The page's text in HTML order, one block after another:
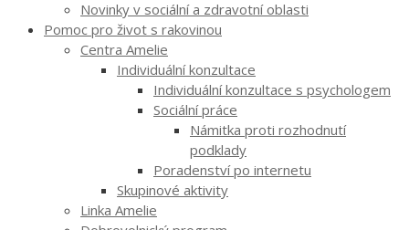
Novinky v sociální a zdravotní oblasti
Pomoc pro život s rakovinou
Centra Amelie
Individuální konzultace
Individuální konzultace s psychologem
Sociální práce
Námitka proti rozhodnutí
podklady
Poradenství po internetu
Skupinové aktivity
Linka Amelie